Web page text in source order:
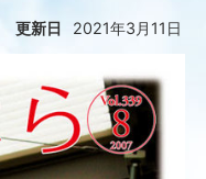
更新日 2021年3月11日